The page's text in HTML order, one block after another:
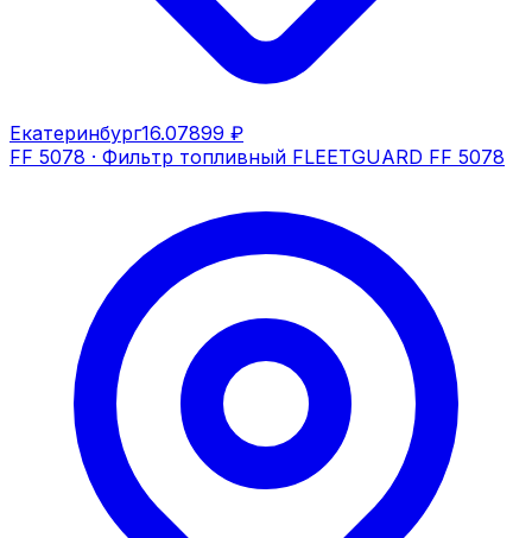
Екатеринбург16.07899 ₽
FF 5078 · Фильтр топливный FLEETGUARD FF 5078